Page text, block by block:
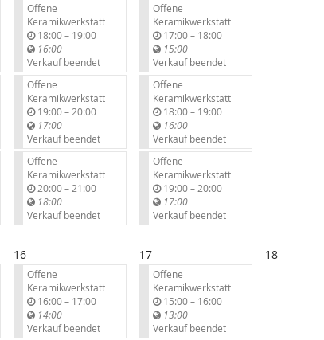
Offene
Keramikwerkstatt
18:00–b
s
19:00
16:00
Verkauf beendet
Offene
Keramikwerkstatt
19:00–b
s
20:00
17:00
Verkauf beendet
Offene
Keramikwerkstatt
20:00–b
s
21:00
18:00
Verkauf beendet
Offene
Keramikwerkstatt
17:00–b
s
18:00
15:00
Verkauf beendet
Offene
Keramikwerkstatt
18:00–b
s
19:00
16:00
Verkauf beendet
Offene
Keramikwerkstatt
19:00–b
s
20:00
17:00
Verkauf beendet
16
Offene
Keramikwerkstatt
16:00–b
s
17:00
14:00
Verkauf beendet
17
Offene
Keramikwerkstatt
15:00–b
s
16:00
13:00
Verkauf beendet
18